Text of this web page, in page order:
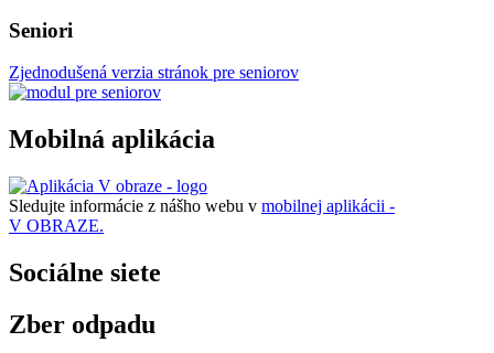
Seniori
Zjednodušená verzia stránok pre seniorov
Mobilná aplikácia
Sledujte informácie z nášho webu v mobilnej aplikácii -
V OBRAZE.
Sociálne siete
Zber odpadu